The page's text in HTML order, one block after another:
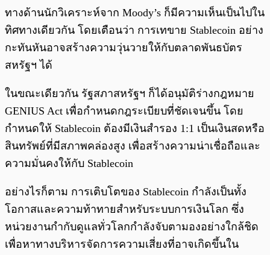
ทางด้านนักวิเคราะห์จาก Moody’s ก็มีความเห็นเป็นไปใน
ทิศทางเดียวกัน โดยเตือนว่า การเทขาย Stablecoin อย่าง
กะทันหันอาจสร้างความวุ่นวายให้กับตลาดพันธบัตร
สหรัฐฯ ได้
ในขณะเดียวกัน รัฐสภาสหรัฐฯ ก็ได้อนุมัติร่างกฎหมาย
GENIUS Act เพื่อกำหนดกฎระเบียบที่ชัดเจนขึ้น โดย
กำหนดให้ Stablecoin ต้องมีเงินสำรอง 1:1 เป็นเงินสดหรือ
สินทรัพย์ที่มีสภาพคล่องสูง เพื่อสร้างความน่าเชื่อถือและ
ความมั่นคงให้กับ Stablecoin
อย่างไรก็ตาม การเติบโตของ Stablecoin กำลังเป็นทั้ง
โอกาสและความท้าทายสำหรับระบบการเงินโลก ซึ่ง
หน่วยงานกำกับดูแลทั่วโลกกำลังจับตามองอย่างใกล้ชิด
เพื่อหาทางบริหารจัดการความเสี่ยงที่อาจเกิดขึ้นใน